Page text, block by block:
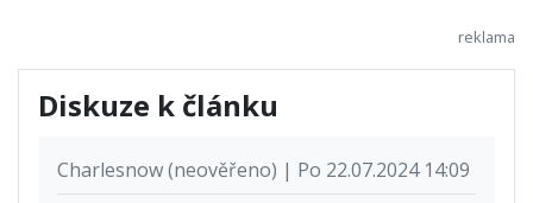
Diskuze k článku
Charlesnow (neověřeno) | Po 22.07.2024 14:09